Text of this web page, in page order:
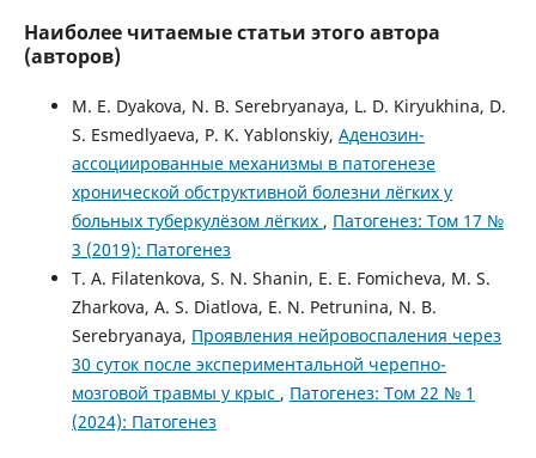
Наиболее читаемые статьи этого автора
(авторов)
M. E. Dyakova, N. B. Serebryanaya, L. D. Kiryukhina, D.
S. Esmedlyaeva, P. K. Yablonskiy, Аденозин-
ассоциированные механизмы в патогенезе
хронической обструктивной болезни лёгких у
больных туберкулёзом лёгких , Патогенез: Том 17 №
3 (2019): Патогенез
T. A. Filatenkova, S. N. Shanin, E. E. Fomicheva, M. S.
Zharkova, A. S. Diatlova, E. N. Petrunina, N. B.
Serebryanaya, Проявления нейровоспаления через
30 суток после экспериментальной черепно-
мозговой травмы у крыс , Патогенез: Том 22 № 1
(2024): Патогенез